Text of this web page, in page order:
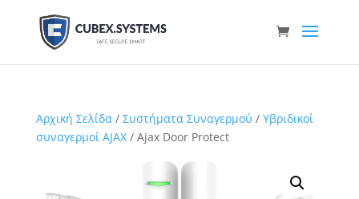
Αρχική Σελίδα/ Συστήματα Συναγερμού / Υβριδικοί
συναγερμοί AJAX/ Ajax Door Protect